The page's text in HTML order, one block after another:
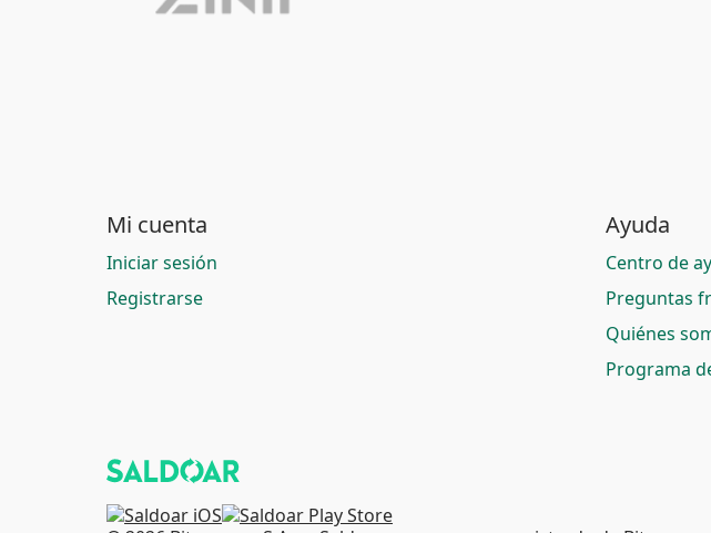
Mi cuenta
Iniciar sesión
Registrarse
Ayuda
Centro de
Preguntas
Quiénes
Programa